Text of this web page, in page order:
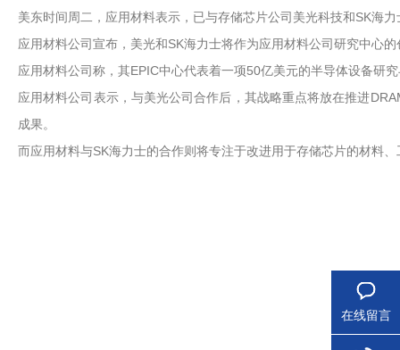
美东时间周二，应用材料表示，已与存储芯片公司美光科技和SK海
应用材料公司宣布，美光和SK海力士将作为应用材料公司研究中心
应用材料公司称，其EPIC中心代表着一项50亿美元的半导体设备研
应用材料公司表示，与美光公司合作后，其战略重点将放在推进
成果。
而应用材料与SK海力士的合作则将专注于改进用于存储芯片的材料
在线留言